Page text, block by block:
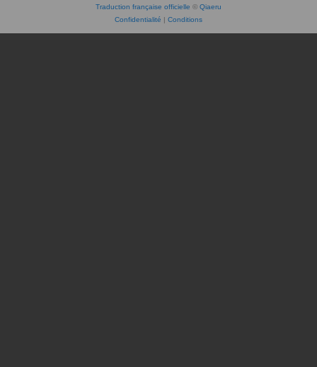
Traduction française officielle © Qiaeru
Confidentialité | Conditions